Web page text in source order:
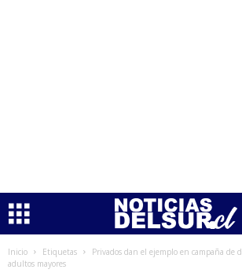
Inicio Etiquetas
Privados dan el ejemplo en campaña de
adultos mayores